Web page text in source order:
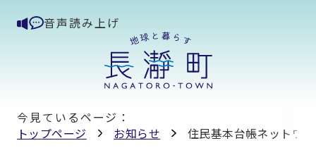
音声読み上げ
今見ているページ：
トップページ
お知らせ 住民基本台帳ネットワ